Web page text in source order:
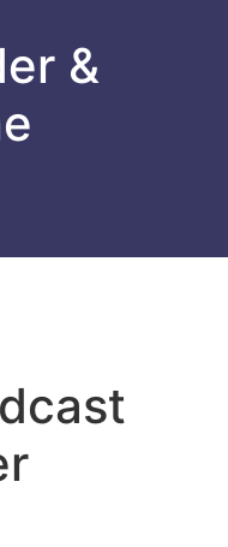
&